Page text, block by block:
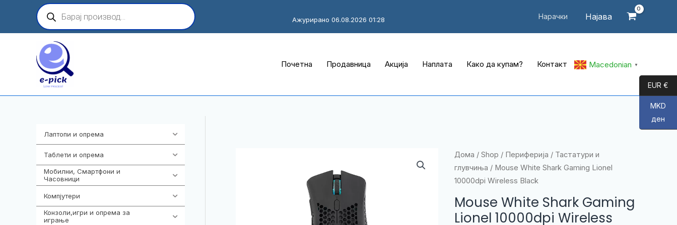
content
Products
search
Нарачки Најава
Ажурирано 06.08.2026 01:28
Почетна Продавница Акција Наплата Како да купам? Контакт Macedonian ▼
Лаптопи и опрема
Таблети и опрема
Мобилни, Смартфони и
Часовници
Компјутери
Конзоли,игри и опрема за
играње
Дома / Shop / Периферија / Тастатури и
глувчиња / Mouse White Shark Gaming Lionel
10000dpi Wireless Black
Mouse White Shark Gaming
Lionel 10000dpi Wireless
EUR €
MKD
ден